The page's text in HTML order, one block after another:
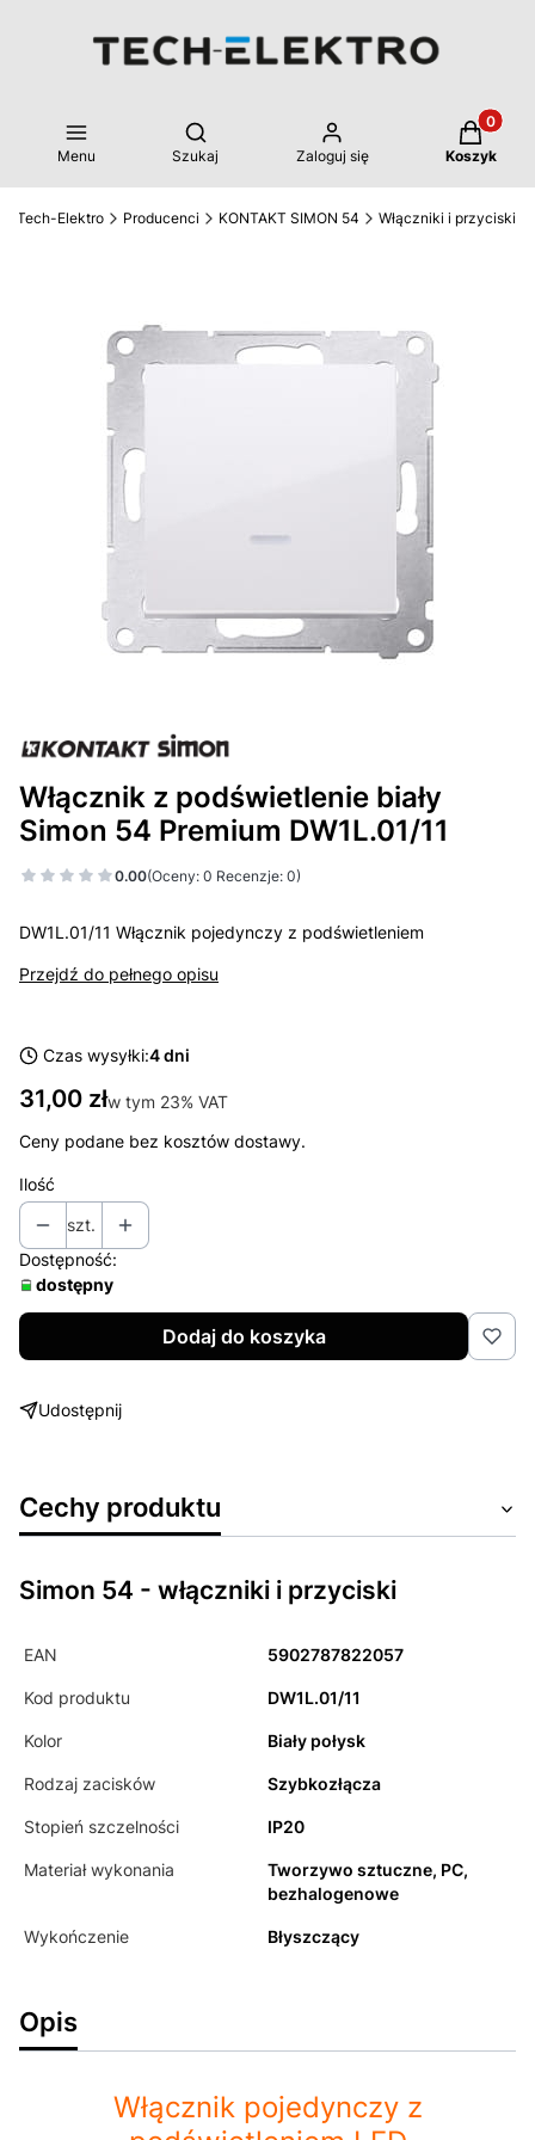
Menu
Otwórz wyszukiwarkę
Szukaj Zaloguj się Koszyk
Tech-Elektro Producenci KONTAKT SIMON 54 Włączniki i przyciski
Włącznik z podświetlenie biały
Simon 54 Premium DW1L.01/11
0.00(Oceny: 0 Recenzje: 0)
DW1L.01/11 Włącznik pojedynczy z podświetleniem
Przejdź do pełnego opisu
Czas wysyłki:4 dni
Cena
31,00 złw tym 23% VAT
w tym 23% VAT
Ceny podane bez kosztów dostawy.
Ilość
szt.
Dostępność:
dostępny
Dodaj do koszyka
Udostępnij
Cechy produktu
Simon 54 - włączniki i przyciski
EAN 5902787822057
Kod produktu DW1L.01/11
Kolor Biały połysk
Rodzaj zacisków Szybkozłącza
Stopień szczelności IP20
Materiał wykonania
Tworzywo sztuczne, PC,
bezhalogenowe
Wykończenie Błyszczący
Opis
Włącznik pojedynczy z